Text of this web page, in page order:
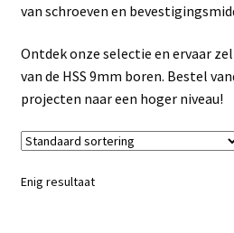
Videos
Winkelwagen
van schroeven en
Ontdek onze selectie en ervaar
van de HSS 9mm boren. Bestel
projecten naar een hoger niveau!
Enig resultaat